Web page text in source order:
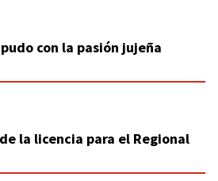
con la pasión jujeña
la licencia para el Regional